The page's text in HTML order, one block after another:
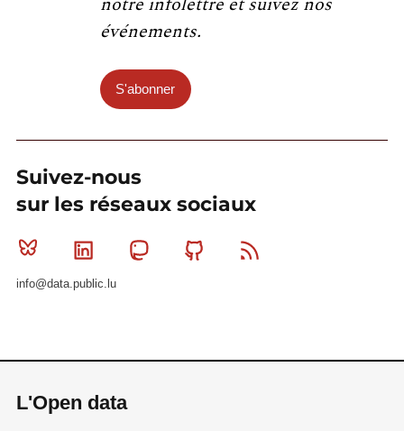
événements.
S'abonner
Suivez-nous
sur les réseaux sociaux
Bluesky Linkedin MastodonGithub
info@data.public.lu
L'Open data